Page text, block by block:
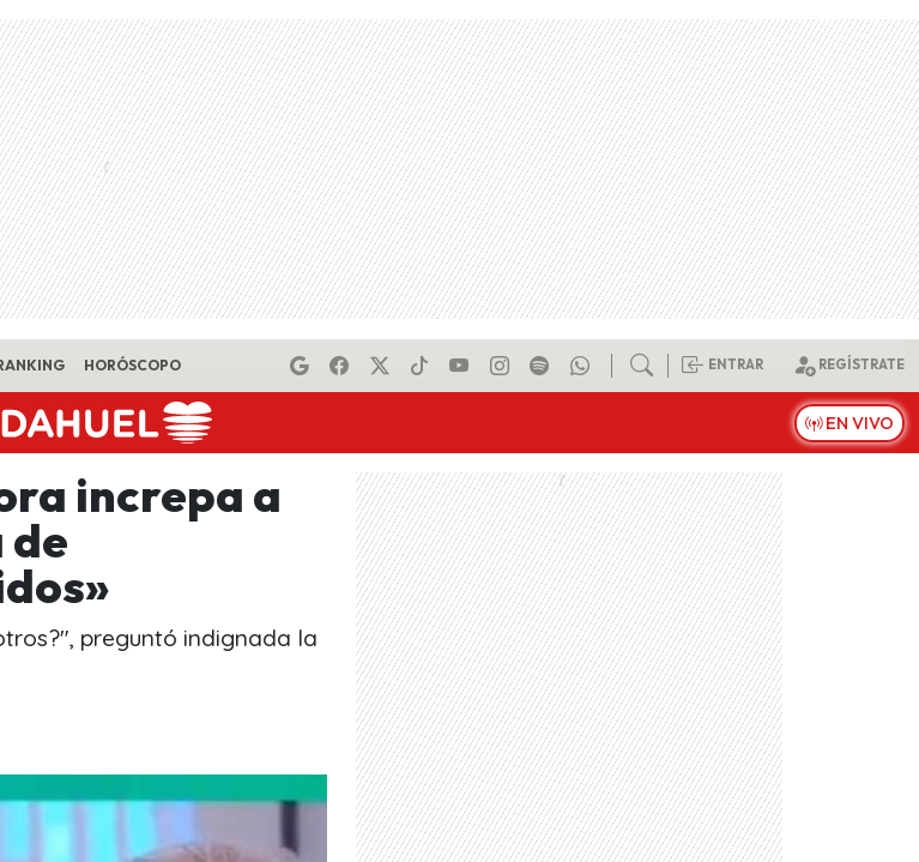
HORÓSCOPO ENTRAR REGÍSTRATE
EN VIVO
increpa a
de
preguntó indignada la